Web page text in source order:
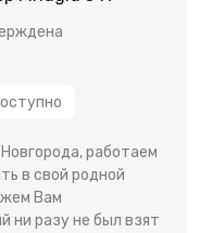
работаем
в свой родной
Вам
ни разу не был взят